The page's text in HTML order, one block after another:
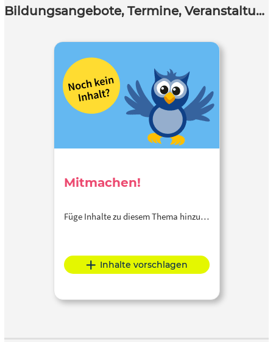
Bildungsangebote, Termine, Veranstaltungen
Mitmachen!
Füge Inhalte zu diesem Thema hinzu…
Inhalte vorschlagen